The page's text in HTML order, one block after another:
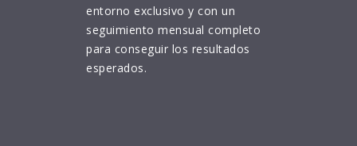
entorno exclusivo y con un
seguimiento mensual completo
para conseguir los resultados
esperados.